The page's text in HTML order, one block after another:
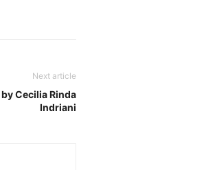
Next article
Cecilia Rinda
Indriani